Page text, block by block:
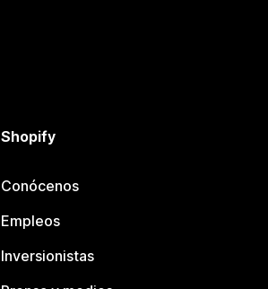
Shopify
Conócenos
Empleos
Inversionistas